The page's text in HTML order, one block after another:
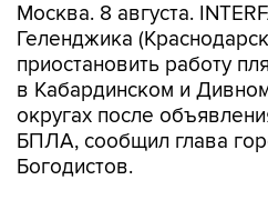
Москва. 8 августа.
Геленджика
приостановить работу
в Кабардинском и
округах после
БПЛА, сообщил глава
Богодистов.